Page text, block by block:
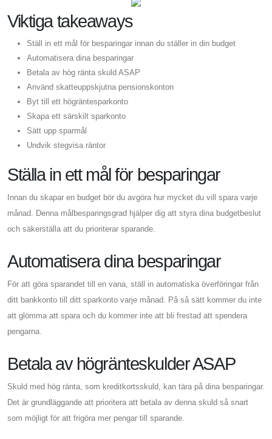
Viktiga takeaways
Ställ in ett mål för besparingar innan du ställer in din budget
Automatisera dina besparingar
Betala av hög ränta skuld ASAP
Använd skatteuppskjutna pensionskonton
Byt till ett högräntesparkonto
Skapa ett särskilt sparkonto
Sätt upp sparmål
Undvik stegvisa räntor
Ställa in ett mål för besparingar
Innan du skapar en budget bör du avgöra hur mycket du vill spara varje
månad. Denna målbesparingsgrad hjälper dig att styra dina budgetbeslut
och säkerställa att du prioriterar sparande.
Automatisera dina besparingar
För att göra sparandet till en vana, ställ in automatiska överföringar från
ditt bankkonto till ditt sparkonto varje månad. På så sätt kommer du inte
att glömma att spara och du kommer inte att bli frestad att spendera
pengarna.
Betala av högränteskulder ASAP
Skuld med hög ränta, som kreditkortsskuld, kan tära på dina besparingar.
Det är grundläggande att prioritera att betala av denna skuld så snart
som möjligt för att frigöra mer pengar till sparande.